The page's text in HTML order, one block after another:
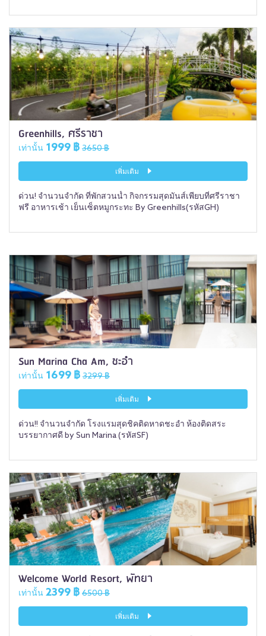
Greenhills, ศรีราชา
เท่านั้น 1999 ฿ 3650 ฿
เพิ่มเติม
ด่วน! จำนวนจำกัด ที่พักสวนน้ำ กิจกรรมสุดมันส์เพียบที่ศรีราชา
ฟรี อาหารเช้า เย็นเซ็ตหมูกระทะ By Greenhills(รหัสGH)
Sun Marina Cha Am, ชะอำ
เท่านั้น 1699 ฿ 3299 ฿
เพิ่มเติม
ด่วน!! จำนวนจำกัด โรงแรมสุดชิคติดหาดชะอำ ห้องติดสระ
บรรยากาศดี by Sun Marina (รหัสSF)
Welcome World Resort, พัทยา
เท่านั้น 2399 ฿ 6500 ฿
เพิ่มเติม